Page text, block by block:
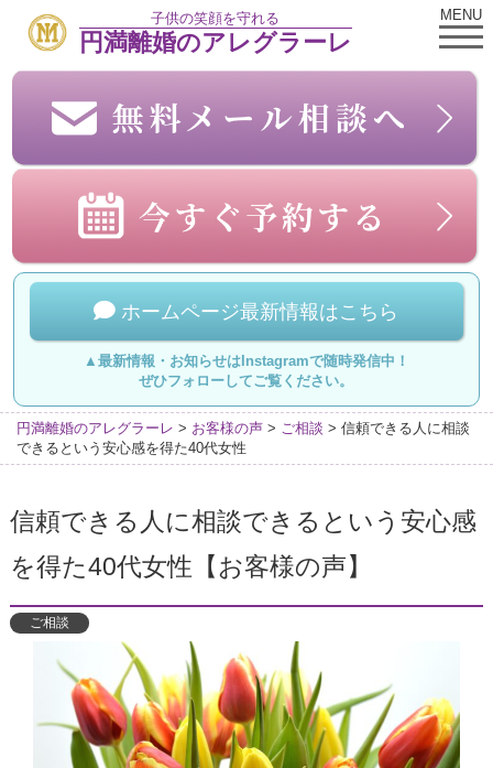
子供の笑顔を守れる
円満離婚のアレグラーレ
MENU
ホームページ最新情報はこちら
▲最新情報・お知らせはInstagramで随時発信中！
ぜひフォローしてご覧ください。
円満離婚のアレグラーレ > お客様の声 > ご相談 > 信頼できる人に相談
できるという安心感を得た40代女性
信頼できる人に相談できるという安心感
を得た40代女性【お客様の声】
ご相談